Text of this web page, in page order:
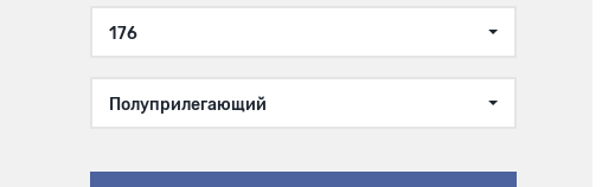
176
Полуприлегающий